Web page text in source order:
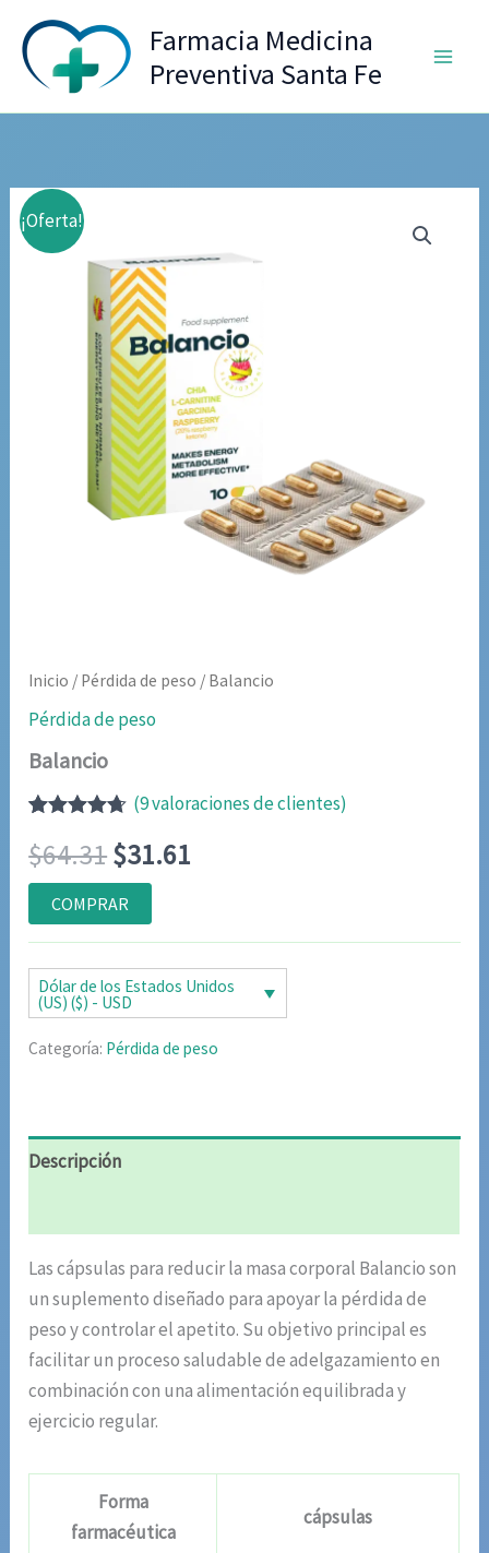
contenido
Farmacia Medicina
Preventiva Santa Fe
¡Oferta!
Inicio / Pérdida de peso / Balancio
Pérdida de peso
Balancio
con4.63 de
5 en base
a
valoraciones
de
clientes
(9valoraciones de clientes)
$64.31El
precio
original
era:
$64.31.
$31.61
actual
es:
$31.61.
COMPRAR
Dólar de los Estados Unidos
(US) ($) - USD
Categoría: Pérdida de peso
Descripción
Las cápsulas para reducir la masa corporal Balancio son
un suplemento diseñado para apoyar la pérdida de
peso y controlar el apetito. Su objetivo principal es
facilitar un proceso saludable de adelgazamiento en
combinación con una alimentación equilibrada y
ejercicio regular.
Forma
farmacéutica
cápsulas